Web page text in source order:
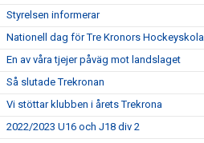
Styrelsen informerar
Nationell dag för Tre Kronors Hockeyskola
En av våra tjejer påväg mot landslaget
Så slutade Trekronan
Vi stöttar klubben i årets Trekrona
2022/2023 U16 och J18 div 2